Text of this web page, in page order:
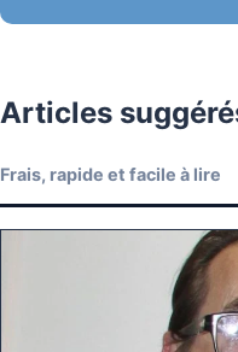
Articles
Frais, rapide et facile à lire